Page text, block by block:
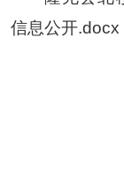
信息公开.docx